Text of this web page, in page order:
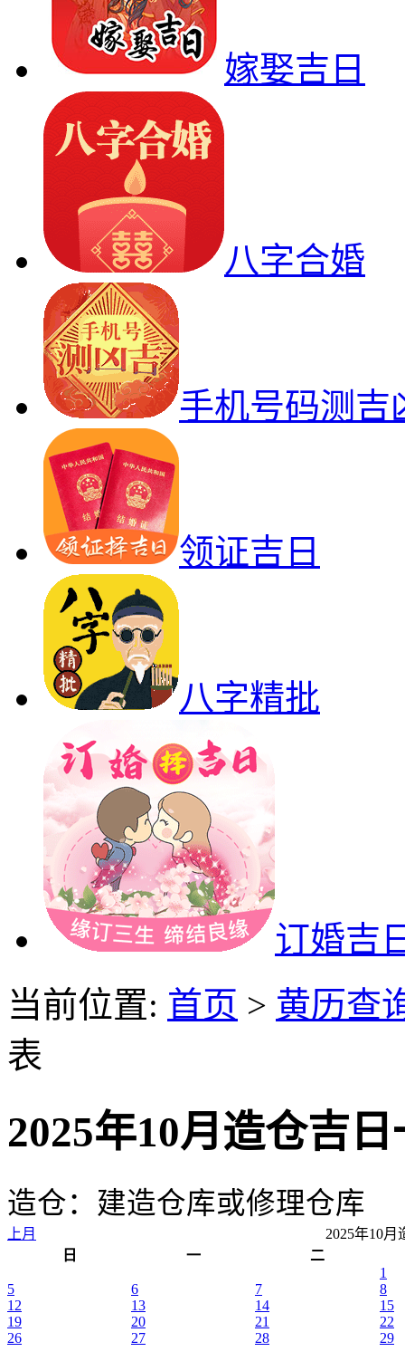
嫁娶吉日
八字合婚
手机号码测吉
领证吉日
八字精批
订婚吉
当前位置: 首页 > 黄历查
表
2025年10月造仓吉
造仓：建造仓库或修理仓库
上月
2025年10
日
一
二
1
5
6 7
8
12
13 14
15
19
20 21
22
26
27 28 29